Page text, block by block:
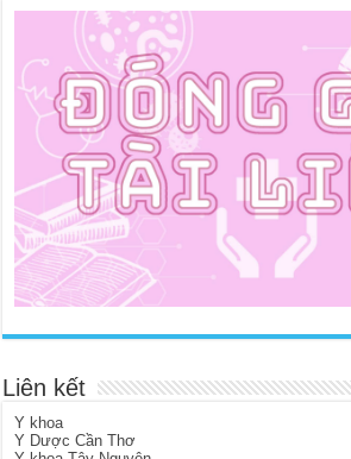
Liên kết
Y khoa
Y Dược Cần Thơ